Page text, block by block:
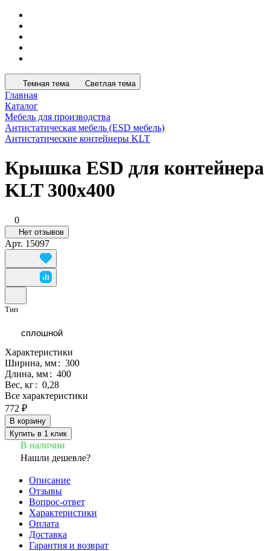
Темная тема Светлая тема
Главная
Каталог
Мебель для производства
Антистатическая мебель (ESD мебель)
Антистатические контейнеры KLT
Крышка ESD для контейнера
KLT 300x400
0
Нет отзывов
Арт. 15097
Тип
сплошной
Характеристики
Ширина, мм: 300
Длина, мм: 400
Вес, кг: 0,28
Все характеристики
772 ₽
В корзину
Купить в 1 клик
В наличии
Нашли дешевле?
Описание
Отзывы
Вопрос-ответ
Характеристики
Оплата
Доставка
Гарантия и возврат